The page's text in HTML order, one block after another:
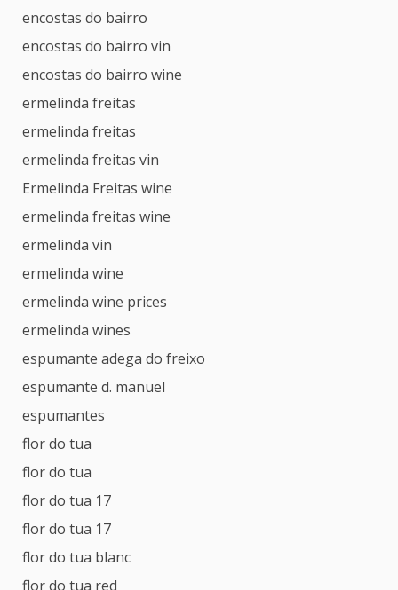
encostas do bairro
encostas do bairro vin
encostas do bairro wine
ermelinda freitas
ermelinda freitas
ermelinda freitas vin
Ermelinda Freitas wine
ermelinda freitas wine
ermelinda vin
ermelinda wine
ermelinda wine prices
ermelinda wines
espumante adega do freixo
espumante d. manuel
espumantes
flor do tua
flor do tua
flor do tua 17
flor do tua 17
flor do tua blanc
flor do tua red